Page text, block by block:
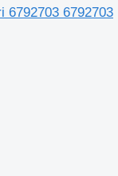
6792703 6792703